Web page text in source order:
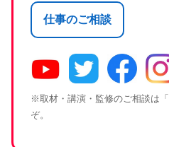
仕事のご相談
※取材・講演・監修のご相談は
ぞ。